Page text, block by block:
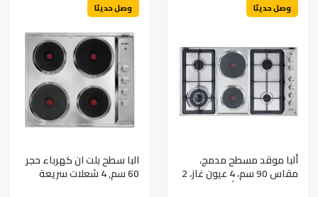
وصل حديثا
ألبا موقد مسطح مدمج،
مقاس 90 سم، 4 عيون غاز، 2
عيون كهربائية، أمان كامل،
وصل حديثا
البا سطح بلت ان كهرباء حجر
60 سم, 4 شعلات سريعة
الاشتعال, مفاتيح جانبية,